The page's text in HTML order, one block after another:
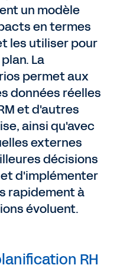
un modèle
en termes
les utiliser pour
La
permet aux
données réelles
et d'autres
ainsi qu'avec
externes
décisions
d'implémenter
rapidement à
évoluent.
RH